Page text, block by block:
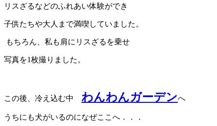
リスざるなどのふれあい体験ができ
子供たちや大人まで満喫していました。
もちろん、私も肩にリスざるを乗せ
写真を1枚撮りました。
この後、冷え込む中 わんわんガーデンへ
うちにも犬がいるのになぜここへ．．．